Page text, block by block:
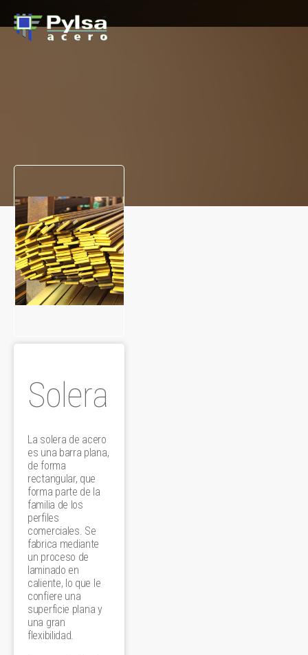
Solera
La solera de acero
es una barra plana,
de forma
rectangular, que
forma parte de la
familia de los
perfiles
comerciales. Se
fabrica mediante
un proceso de
laminado en
caliente, lo que le
confiere una
superficie plana y
una gran
flexibilidad.